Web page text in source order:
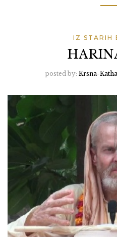
IZ STARIH
posted by: Krsna-Katha